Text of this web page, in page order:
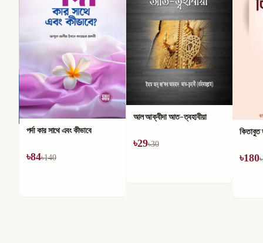
পর্দা কার সাথে এবং কীভাবে
৳84৳140
আল আক্বীদা আত-ত্বহাবীয়া
৳29৳30
কিতাবুত
৳180৳